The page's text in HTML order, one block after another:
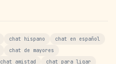
chat hispano
chat en español
chat de mayores
chat amistad chat para ligar